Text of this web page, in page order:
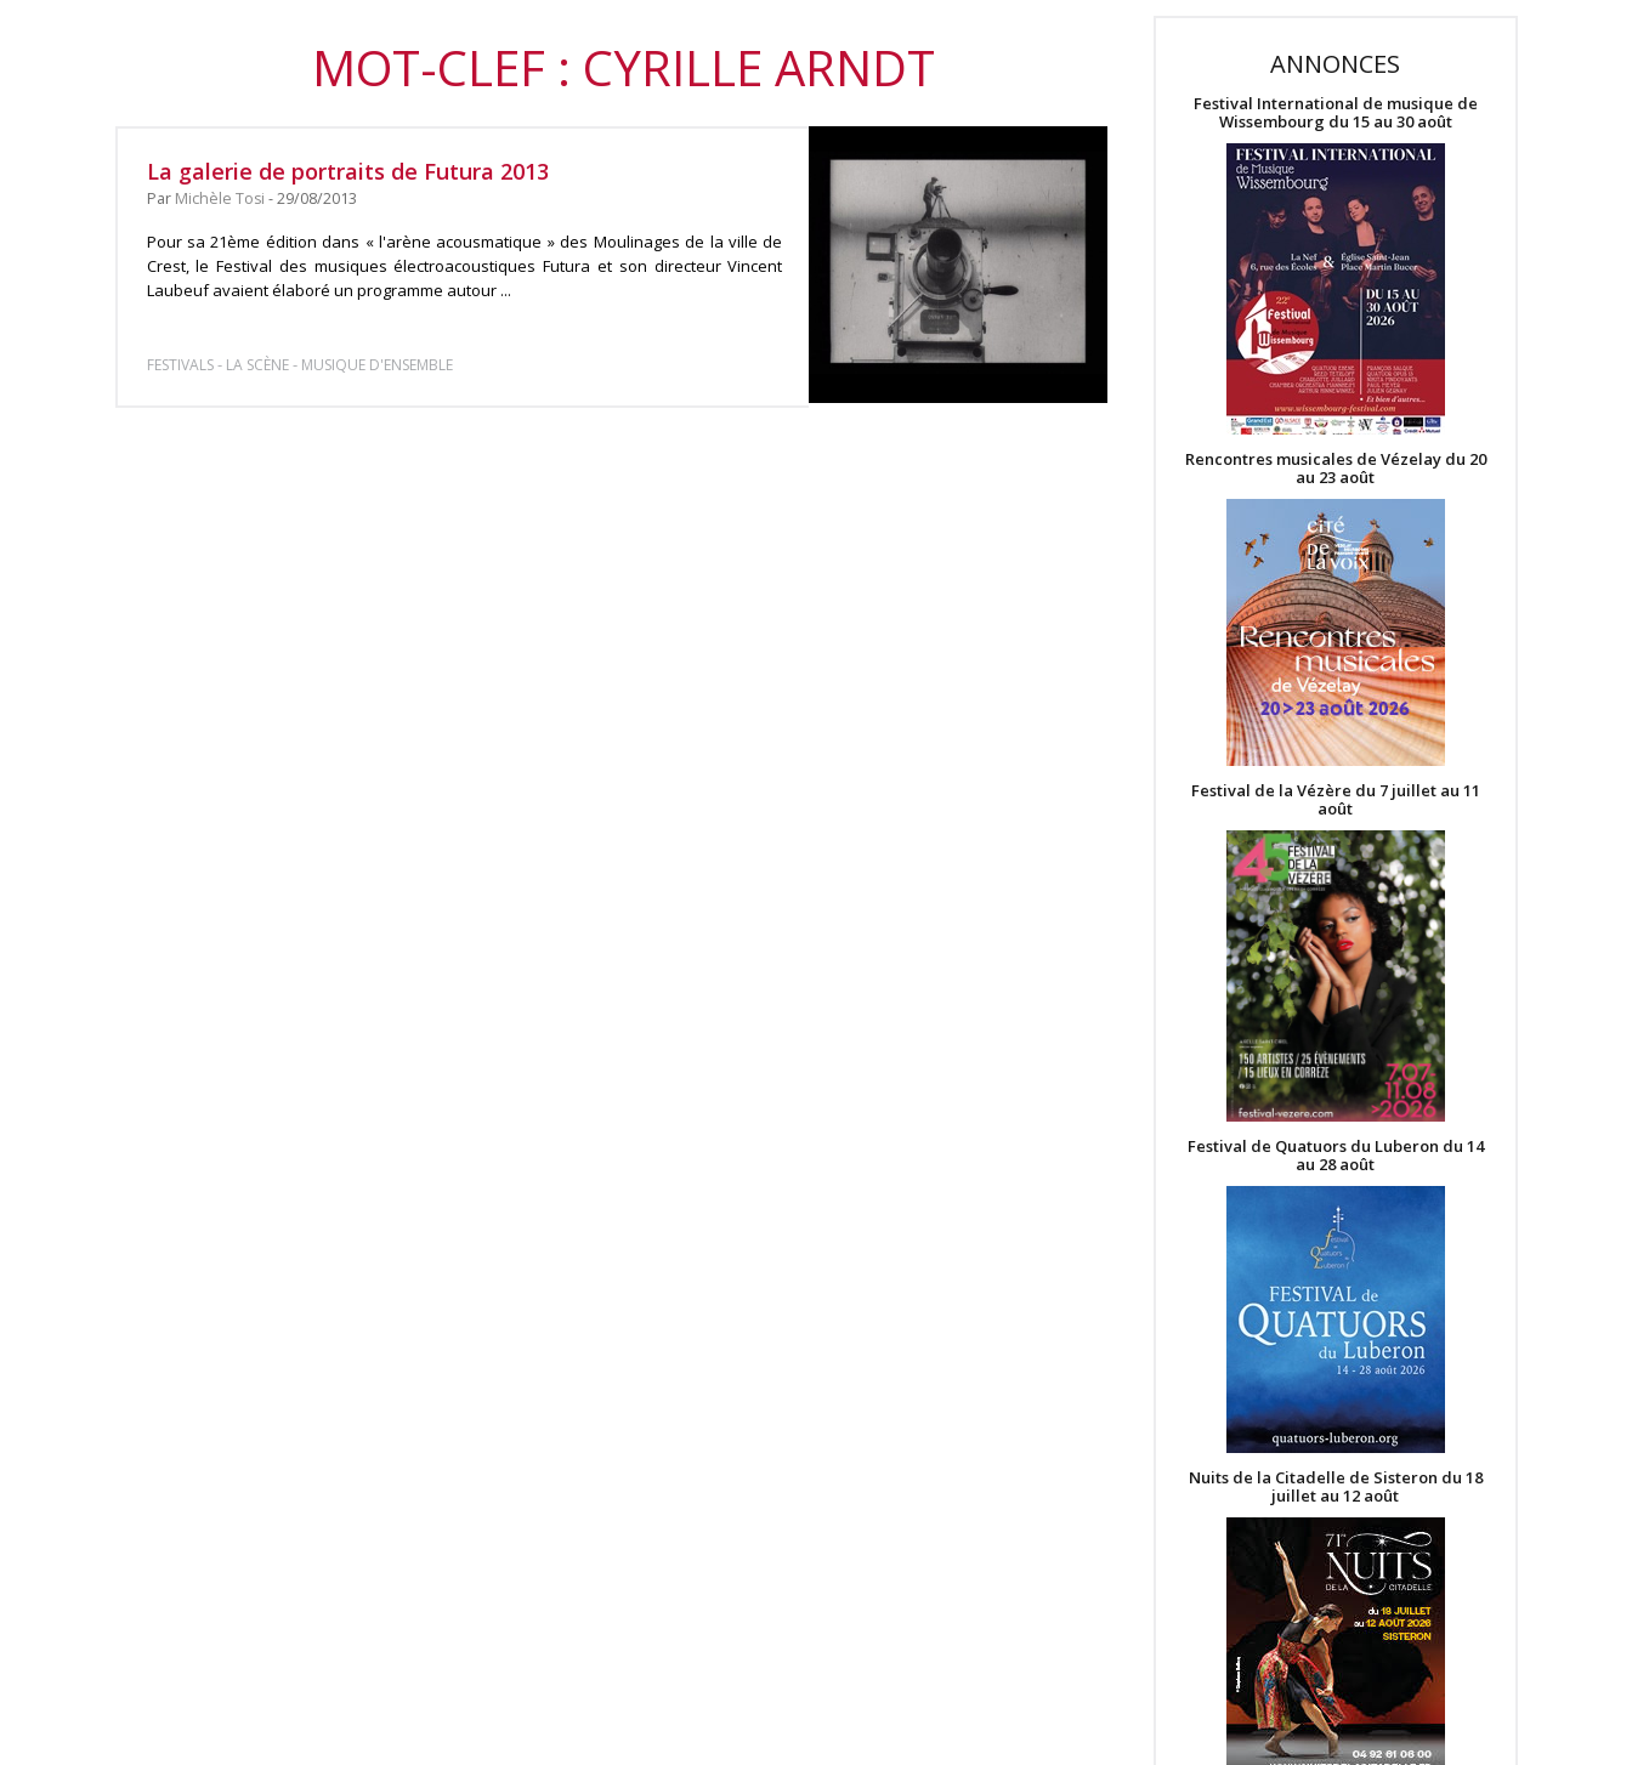
MOT-CLEF : CYRILLE ARNDT
La galerie de portraits de Futura 2013
Par Michèle Tosi - 29/08/2013
Pour sa 21ème édition dans « l'arène acousmatique » des Moulinages de la ville de
Crest, le Festival des musiques électroacoustiques Futura et son directeur Vincent
Laubeuf avaient élaboré un programme autour ...
FESTIVALS- LA SCÈNE- MUSIQUE D'ENSEMBLE
ANNONCES
Festival International de musique de
Wissembourg du 15 au 30 août
Rencontres musicales de Vézelay du 20
au 23 août
Festival de la Vézère du 7 juillet au 11
août
Festival de Quatuors du Luberon du 14
au 28 août
Nuits de la Citadelle de Sisteron du 18
juillet au 12 août